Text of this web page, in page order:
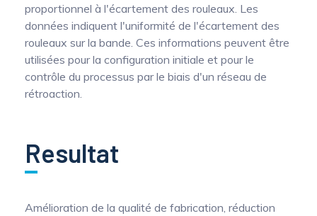
proportionnel à l'écartement des rouleaux. Les
données indiquent l'uniformité de l'écartement des
rouleaux sur la bande. Ces informations peuvent être
utilisées pour la configuration initiale et pour le
contrôle du processus par le biais d'un réseau de
rétroaction.
Resultat
Amélioration de la qualité de fabrication, réduction